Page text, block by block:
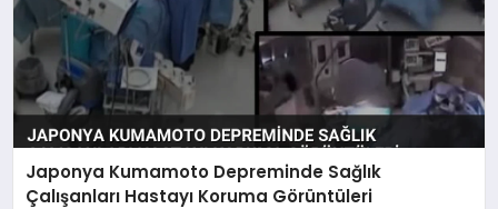
Japonya Kumamoto Depreminde Sağlık
Çalışanları Hastayı Koruma Görüntüleri